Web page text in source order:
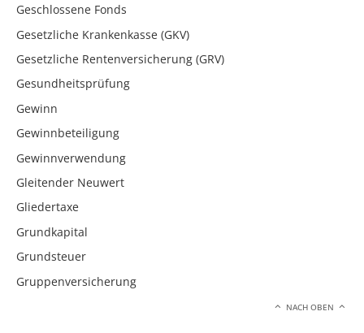
Geschlossene Fonds
Gesetzliche Krankenkasse (GKV)
Gesetzliche Rentenversicherung (GRV)
Gesundheitsprüfung
Gewinn
Gewinnbeteiligung
Gewinnverwendung
Gleitender Neuwert
Gliedertaxe
Grundkapital
Grundsteuer
Gruppenversicherung
NACH OBEN